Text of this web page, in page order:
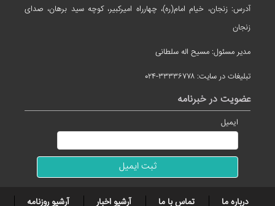
آدرس: زنجان، خیام امام(ره)، چهارراه امیرکبیر، کوچه سید برهان، صدای
زنجان
مدیر مسئول: مسیح اله سلطانی
تبلیغات در سایت: ۳۳۳۳۶۷۷۸-۰۲۴
عضویت در خبرنامه
ایمیل
درباره ما تماس با ما آرشیو اخبار آرشیو روزنامه